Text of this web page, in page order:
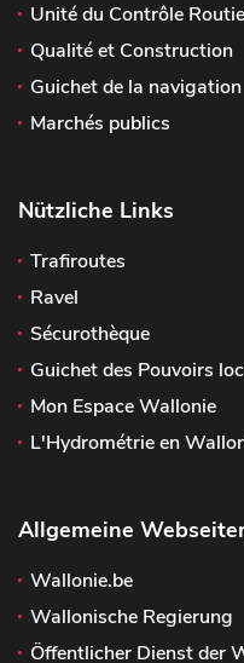
Unité du Contrôle
Qualité et Construction
Guichet de la navigation
Marchés publics
Nützliche Links
Trafiroutes
Ravel
Sécurothèque
Guichet des Pouvoirs
Mon Espace Wallonie
L'Hydrométrie en
Allgemeine
Wallonie.be
Wallonische Regierung
Öffentlicher Dienst der